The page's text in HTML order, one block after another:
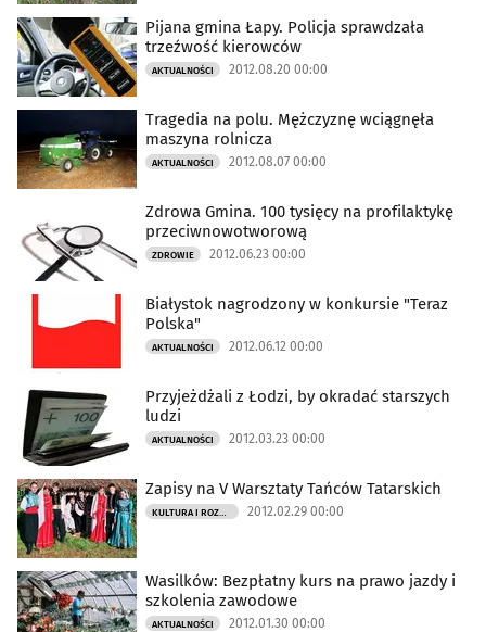
Pijana gmina Łapy. Policja sprawdzała
trzeźwość kierowców
AKTUALNOŚCI 2012.08.20 00:00
Tragedia na polu. Mężczyznę wciągnęła
maszyna rolnicza
AKTUALNOŚCI 2012.08.07 00:00
Zdrowa Gmina. 100 tysięcy na profilaktykę
przeciwnowotworową
ZDROWIE 2012.06.23 00:00
Białystok nagrodzony w konkursie "Teraz
Polska"
AKTUALNOŚCI 2012.06.12 00:00
Przyjeżdżali z Łodzi, by okradać starszych
ludzi
AKTUALNOŚCI 2012.03.23 00:00
Zapisy na V Warsztaty Tańców Tatarskich
KULTURA I ROZRYWKA 2012.02.29 00:00
Wasilków: Bezpłatny kurs na prawo jazdy i
szkolenia zawodowe
AKTUALNOŚCI 2012.01.30 00:00